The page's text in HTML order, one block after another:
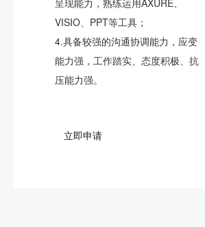
呈现能力，熟练运用AXURE、
VISIO、PPT等工具；
4.具备较强的沟通协调能力，应变
能力强，工作踏实、态度积极、抗
压能力强。
立即申请